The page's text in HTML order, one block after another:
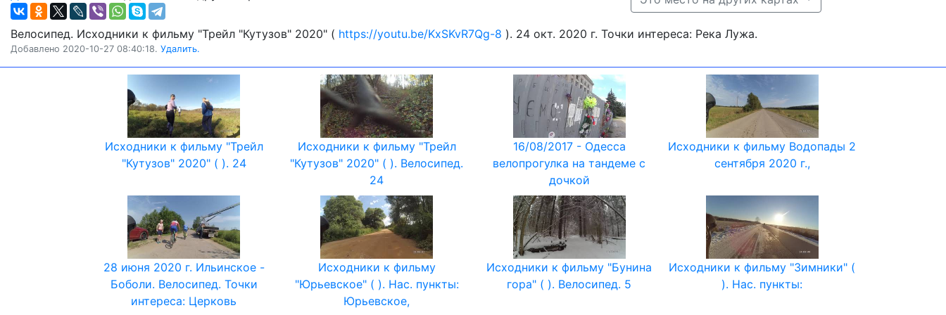
Велосипед. Исходники к фильму "Трейл "Кутузов" 2020" ( https://youtu.be/KxSKvR7Qg-8 ). 24 окт. 2020 г. Точки интереса: Река Лужа.
Добавлено 2020-10-27 08:40:18. Удалить.
Исходники к фильму "Трейл
"Кутузов" 2020" ( ). 24
Исходники к фильму "Трейл
"Кутузов" 2020" ( ). Велосипед.
24
16/08/2017 - Одесса
велопрогулка на тандеме с
дочкой
Исходники к фильму Водопады 2
сентября 2020 г.,
28 июня 2020 г. Ильинское -
Боболи. Велосипед. Точки
интереса: Церковь
Исходники к фильму
"Юрьевское" ( ). Нас. пункты:
Юрьевское,
Исходники к фильму "Бунина
гора" ( ). Велосипед. 5
Исходники к фильму "Зимники" (
). Нас. пункты: